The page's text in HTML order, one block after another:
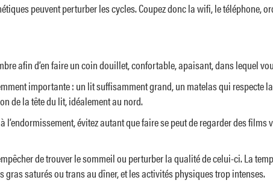
peuvent perturber les cycles. Coupez donc la wifi, le téléphone,
afin d’en faire un coin douillet, confortable, apaisant, dans lequel
importante : un lit suffisamment grand, un matelas qui respecte
de la tête du lit, idéalement au nord.
l’endormissement, évitez autant que faire se peut de regarder des
de trouver le sommeil ou perturber la qualité de celui-ci. La
gras saturés ou trans au dîner, et les activités physiques trop intenses.